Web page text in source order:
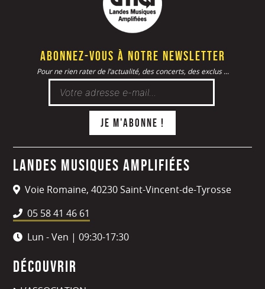
Abonnez-vous à notre newsletter
Pour ne rien rater de l’actualité, des concerts, des exclus ...
Landes Musiques Amplifiées
Voie Romaine, 40230 Saint-Vincent-de-Tyrosse
05 58 41 46 61
Lun - Ven | 09:30-17:30
Découvrir